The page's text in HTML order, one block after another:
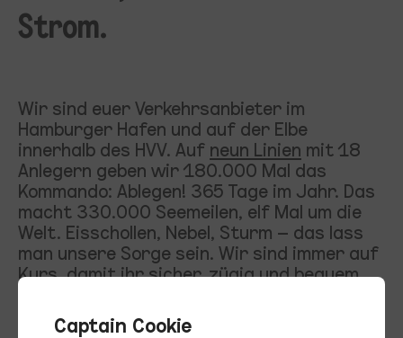
Strom.
Wir sind euer Verkehrsanbieter im
Hamburger Hafen und auf der Elbe
innerhalb des HVV. Auf neun Linien mit 18
Anlegern geben wir 180.000 Mal das
Kommando: Ablegen! 365 Tage im Jahr. Das
macht 330.000 Seemeilen, elf Mal um die
Welt. Eisschollen, Nebel, Sturm – das lass
man unsere Sorge sein. Wir sind immer auf
Kurs, damit ihr sicher, zügig und bequem
zählt.Captain Cookie